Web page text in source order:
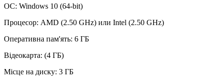
ОС: Windows 10 (64-bit)
Процесор: AMD (2.50 GHz) или Intel (2.50 GHz)
Оперативна пам'ять: 6 ГБ
Відеокарта: (4 ГБ)
Місце на диску: 3 ГБ